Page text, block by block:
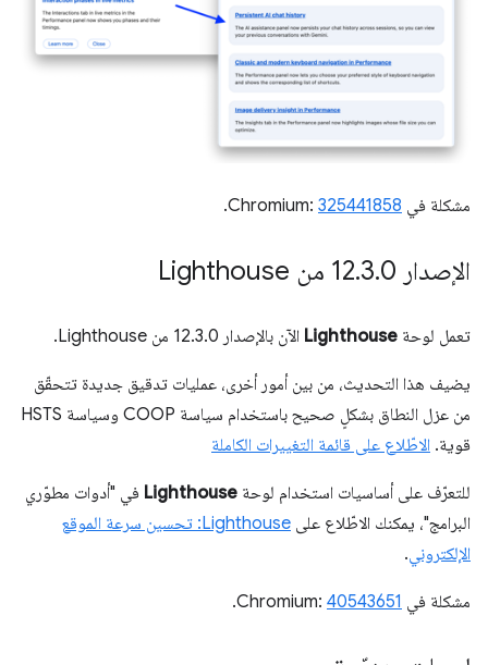
مشكلة في Chromium: 325441858
.
الإصدار 12 .3.0 من Lighthouse
تعمل لوحة Lighthouse الآن بالإصدار 12.3.0 من Lighthouse.
يضيف هذا التحديث، من بين أمور أخرى، عمليات تدقيق جديدة تتحقّق
من عزل النطاق بشكلٍ صحيح باستخدام سياسة COOP وسياسة HSTS
قوية. الاطّلاع على قائمة التغييرات الكاملة
للتعرّف على أساسيات استخدام لوحة Lighthouse في "أدوات مطوّري
البرامج"، يمكنك الاطّلاع على
Lighthouse: تحسين سرعة الموقع
الإلكتروني.
مشكلة في Chromium: 40543651
.